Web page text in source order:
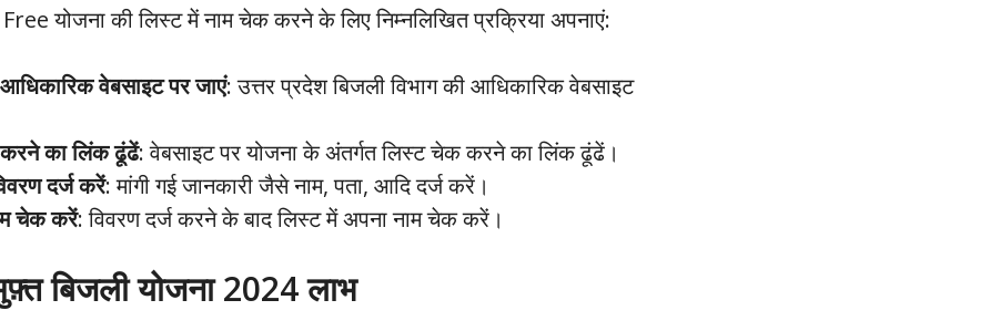
योजना की लिस्ट में नाम चेक करने के लिए निम्नलिखित प्रक्रिया अपनाएं:
वेबसाइट पर जाएं: उत्तर प्रदेश बिजली विभाग की आधिकारिक वेबसाइट
का लिंक ढूंढें: वेबसाइट पर योजना के अंतर्गत लिस्ट चेक करने का लिंक ढूंढें।
दर्ज करें: मांगी गई जानकारी जैसे नाम, पता, आदि दर्ज करें।
चेक करें: विवरण दर्ज करने के बाद लिस्ट में अपना नाम चेक करें।
बिजली योजना 2024 लाभ